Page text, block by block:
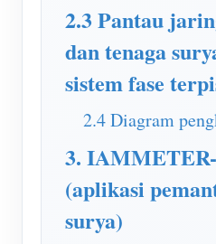
FAQ
Berita
Blog
Program Hadiah
Tentang kami
2.3 Pantau
dan tenaga
sistem fase
2.4 Diagram
3.
(aplikasi
surya)